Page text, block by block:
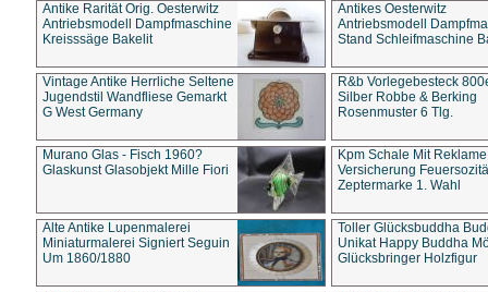
Antike Rarität Orig. Oesterwitz
Antriebsmodell Dampfmaschine
Kreisssäge Bakelit
Antikes Oesterwitz
Antriebsmodell
Stand Schleifmaschine
Vintage Antike Herrliche Seltene
Jugendstil Wandfliese Gemarkt
G West Germany
R&b Vorlegebesteck
Silber Robbe & Berking
Rosenmuster 6 Tlg.
Murano Glas - Fisch 1960?
Glaskunst Glasobjekt Mille Fiori
Kpm Schale Mit Reklame
Versicherung
Zeptermarke 1. Wahl
Alte Antike Lupenmalerei
Miniaturmalerei Signiert Seguin
Um 1860/1880
Toller Glücksbuddha
Unikat Happy Buddha
Glücksbringer Holzfigur